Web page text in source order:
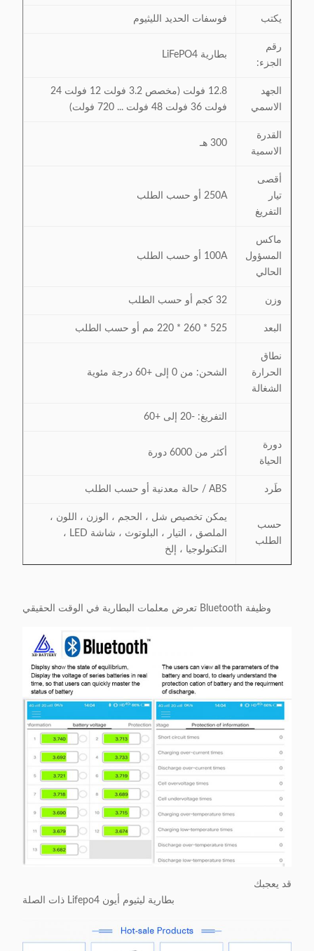
يكتب فوسفات الحديد الليثيوم
رقم
الجزء:
بطارية LiFePO4
الجهد
الاسمي
12.8 فولت (مخصص 3.2 فولت 12 فولت 24
فولت 36 فولت 48 فولت ... 720 فولت)
القدرة
الاسمية
300 هـ
أقصى
تيار
التفريغ
250A أو حسب الطلب
ماكس
المسؤول
الحالي
100A أو حسب الطلب
وزن 32 كجم أو حسب الطلب
البعد 525 * 260 * 220 مم أو حسب الطلب
نطاق
الحرارة
الشغالة
الشحن: من 0 إلى +60 درجة مئوية
التفريغ: -20 إلى +60
دورة
الحياة
أكثر من 6000 دورة
طَرد ABS / حالة معدنية أو حسب الطلب
حسب
الطلب
يمكن تخصيص شل ، الحجم ، الوزن ، اللون ،
الملصق ، التيار ، البلوتوث ، شاشة LED ،
التكنولوجيا ، إلخ
وظيفة Bluetooth تعرض معلمات البطارية في الوقت الحقيقي
قد يعجبك
بطارية ليثيوم أيون Lifepo4 ذات الصلة